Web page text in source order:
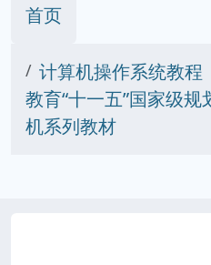
首页
计算机操作系统教
教育“十一五”国家级规
机系列教材